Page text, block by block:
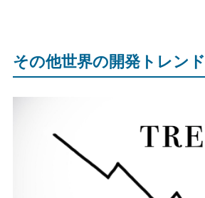
その他世界の開発トレンド